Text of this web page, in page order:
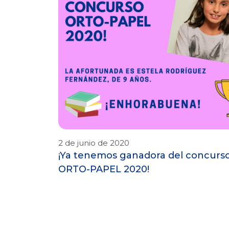
2 de junio de 2020
¡Ya tenemos ganadora del
ORTO-PAPEL 2020!